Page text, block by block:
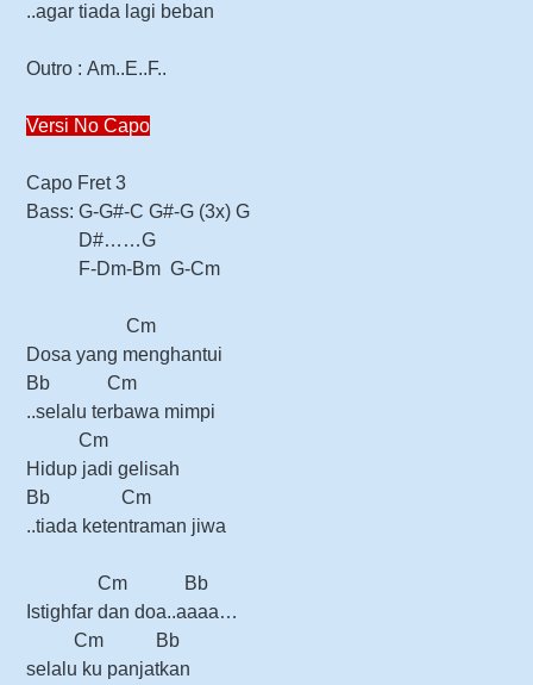
..agar tiada lagi beban
Outro : Am..E..F..
Versi No Capo
Capo Fret 3
Bass: G-G#-C G#-G (3x) G
D#……G
F-Dm-Bm G-Cm
Cm
Dosa yang menghantui
Bb Cm
..selalu terbawa mimpi
Cm
Hidup jadi gelisah
Bb Cm
..tiada ketentraman jiwa
Cm Bb
Istighfar dan doa..aaaa…
Cm Bb
selalu ku panjatkan